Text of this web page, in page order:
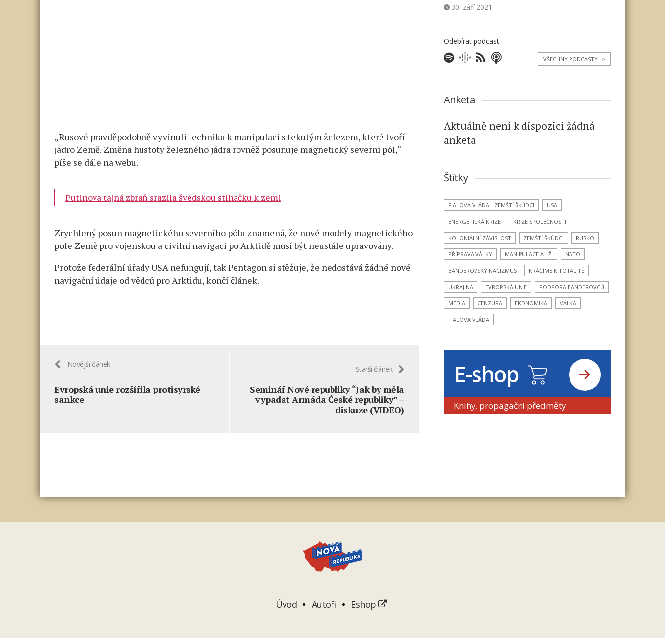
„Rusové pravděpodobně vyvinuli techniku k manipulaci s tekutým železem, které tvoří
jádro Země. Změna hustoty železného jádra rovněž posunuje magnetický severní pól,“
píše se dále na webu.
Putinova tajná zbraň srazila švédskou stíhačku k zemi
Zrychlený posun magnetického severního pólu znamená, že nové modely magnetického
pole Země pro vojenskou a civilní navigaci po Arktidě musí být neustále upravovány.
Protože federální úřady USA nefungují, tak Pentagon si stěžuje, že nedostává žádné nové
navigační údaje od vědců pro Arktidu, končí článek.
Novější článek
Evropská unie rozšířila protisyrské
sankce
Starší článek
Seminář Nové republiky “Jak by měla
vypadat Armáda České republiky” –
diskuze (VIDEO)
30. září 2021
Odebírat podcast
VŠECHNY PODCASTY >
Anketa
Aktuálně není k dispozici žádná
anketa
Štítky
FIALOVA VLÁDA - ZEMŠTÍ ŠKŮDCI USA
ENERGETICKÁ KRIZE KRIZE SPOLEČNOSTI
KOLONIÁLNÍ ZÁVISLOST ZEMŠTÍ ŠKŮDCI RUSKO
PŘÍPRAVA VÁLKY MANIPULACE A LŽI NATO
BANDEROVSKÝ NACIZMUS KRÁČÍME K TOTALITĚ
UKRAJINA EVROPSKÁ UNIE PODPORA BANDEROVCŮ
MÉDIA CENZURA EKONOMIKA VÁLKA
FIALOVA VLÁDA
E-shop
Knihy, propagační předměty
Úvod Autoři Eshop